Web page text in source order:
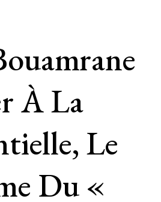
À La
Le
Du «